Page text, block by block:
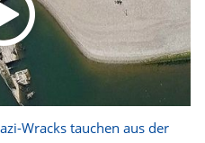
Wracks tauchen aus der